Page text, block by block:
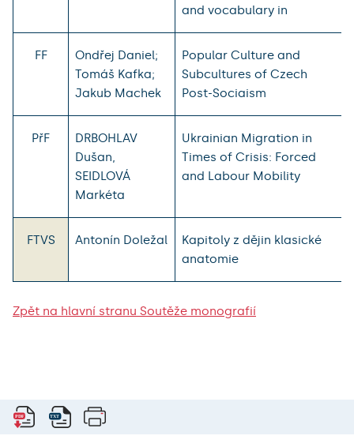
and vocabulary in
FF
Ondřej Daniel;
Tomáš Kafka;
Jakub Machek
Popular Culture and
Subcultures of Czech
Post-Sociaism
PřF
DRBOHLAV
Dušan,
SEIDLOVÁ
Markéta
Ukrainian Migration in
Times of Crisis: Forced
and Labour Mobility
FTVS Antonín Doležal
Kapitoly z dějin klasické
anatomie
Zpět na hlavní stranu Soutěže monografií